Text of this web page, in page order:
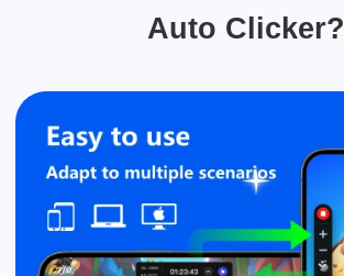
Auto Clicker?